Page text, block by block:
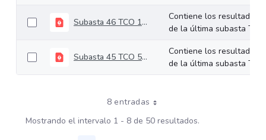
Subasta 46 TCO 12-11-2024
Contiene los resultados
de la última subasta TCO.
Subasta 45 TCO 5-11-2024
Contiene los resultados
de la última subasta TCO.
8 entradas
Mostrando el intervalo 1 - 8 de 50 resultados.